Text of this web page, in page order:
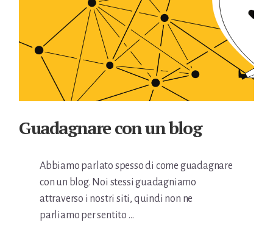
Guadagnare con un blog
Abbiamo parlato spesso di come guadagnare
con un blog. Noi stessi guadagniamo
attraverso i nostri siti, quindi non ne
parliamo per sentito …